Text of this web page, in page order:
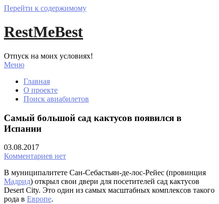
Перейти к содержимому
RestMeBest
Отпуск на моих условиях!
Меню
Главная
О проекте
Поиск авиабилетов
Самый большой сад кактусов появился в
Испании
03.08.2017
Комментариев нет
В муниципалитете Сан-Себастьян-де-лос-Рейес (провинция
Мадрид) открыл свои двери для посетителей сад кактусов
Desert City. Это один из самых масштабных комплексов такого
рода в Европе.